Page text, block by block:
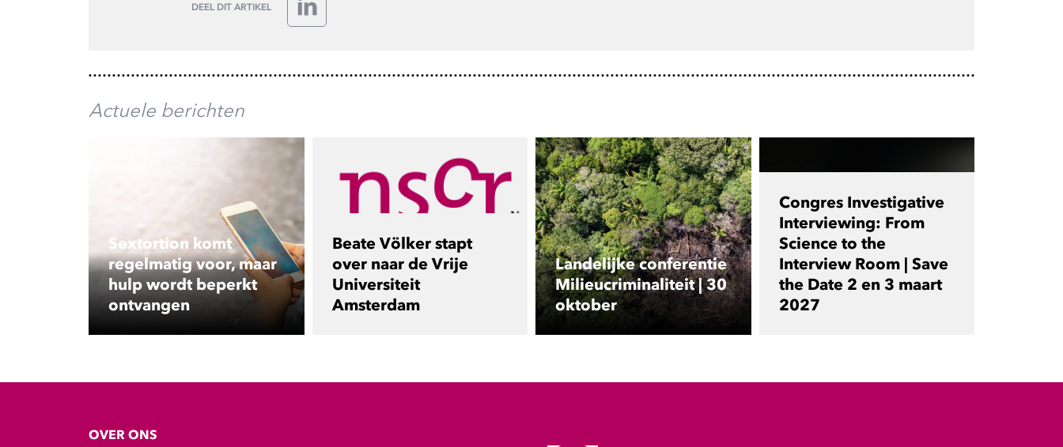
DEEL DIT ARTIKEL
LinkedIn
Actuele berichten
Sextortion komt
regelmatig voor, maar
hulp wordt beperkt
ontvangen
Beate Völker stapt
over naar de Vrije
Universiteit
Amsterdam
Landelijke conferentie
Milieucriminaliteit | 30
oktober
Congres Investigative
Interviewing: From
Science to the
Interview Room | Save
the Date 2 en 3 maart
2027
OVER ONS